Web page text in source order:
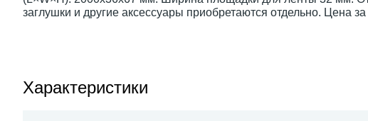
заглушки и другие аксессуары приобретаются отдельно. Цена за
Характеристики